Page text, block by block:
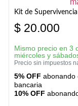
Kit de
$ 20.000
Mismo precio en 3
miércoles y
Precio sin impuestos
5% OFF abonando
bancaria
10% OFF